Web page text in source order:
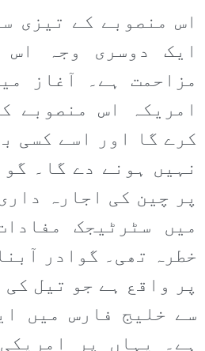
اس منصوبے کے تیزی
ایک دوسری وجہ اس
مزاحمت ہے۔ آغاز
امریکہ اس منصوبے
کرے گا اور اسے کسی
نہیں ہونے دے گا۔
پر چین کی اجارہ
میں سٹرٹیجک
خطرہ تھی۔ گوادر
پر واقع ہے جو تیل
سے خلیج فارس میں